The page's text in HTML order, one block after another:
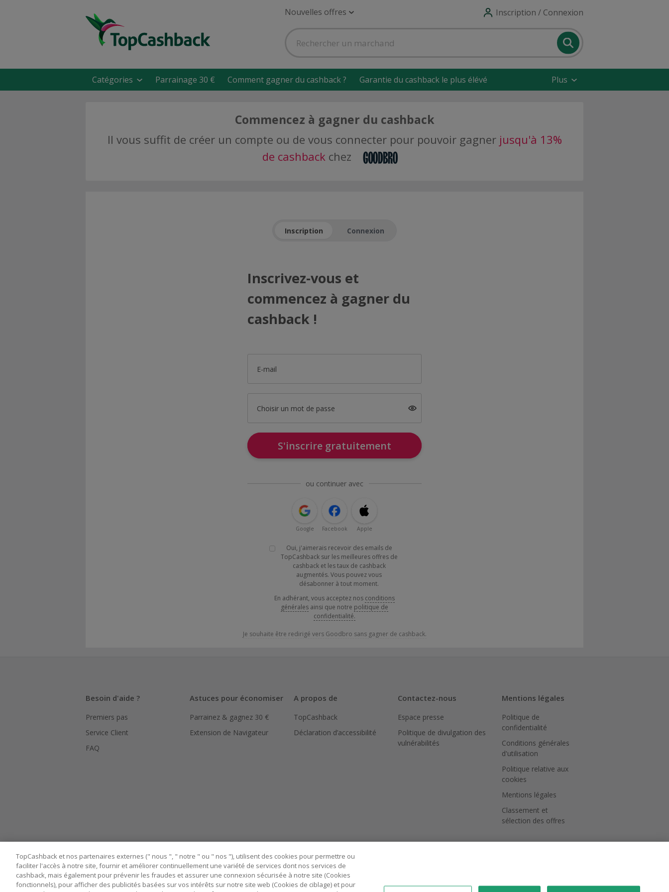
Nouvelles offres Inscription / Connexion
Catégories Parrainage 30 € Comment gagner du cashback ? Garantie du cashback le plus élévé Plus
Commencez à gagner du cashback
Il vous suffit de créer un compte ou de vous connecter pour pouvoir gagner jusqu'à 13%
de cashbackchez
Inscription Connexion
Inscrivez-vous et
commencez à gagner du
cashback !
E-mail
Choisir un mot de passe
S'inscrire gratuitement
ou continuer avec
Google Facebook Apple
Oui, j'aimerais recevoir des emails de
TopCashback sur les meilleures offres de
cashback et les taux de cashback
augmentés. Vous pouvez vous
désabonner à tout moment.
En adhérant, vous acceptez nos conditions
générales ainsi que notre politique de
confidentialité.
Je souhaite être redirigé vers Goodbro sans gagner de cashback.
Besoin d'aide ?
Premiers pas
Service Client
FAQ
Astuces pour économiser
Parrainez & gagnez 30 €
Extension de Navigateur
A propos de
TopCashback
Déclaration d’accessibilité
Contactez-nous
Espace presse
Politique de divulgation des
vulnérabilités
Mentions légales
Politique de
confidentialité
Conditions générales
d'utilisation
Politique relative aux
cookies
Mentions légales
Classement et
sélection des offres
TopCashback et nos partenaires externes (" nous ", " notre " ou " nos "), utilisent des cookies pour permettre ou
faciliter l'accès à notre site, fournir et améliorer continuellement une variété de services dont nos services de
cashback, mais également pour prévenir les fraudes et assurer une connexion sécurisée à notre site (Cookies
fonctionnels), pour afficher des publicités basées sur vos intérêts sur notre site web (Cookies de ciblage) et pour